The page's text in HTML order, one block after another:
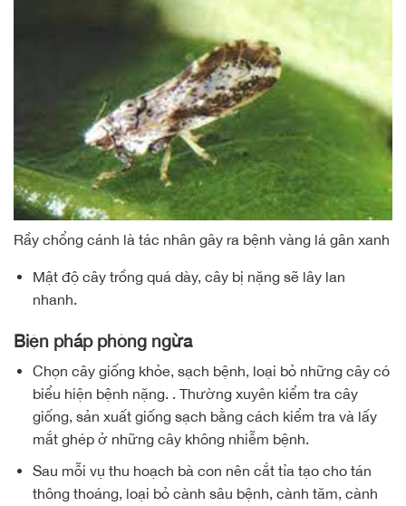
Rầy chổng cánh là tác nhân gây ra bệnh vàng lá gân xanh
Mật độ cây trồng quá dày, cây bị nặng sẽ lây lan
nhanh.
Biện pháp phòng ngừa
Chọn cây giống khỏe, sạch bệnh, loại bỏ những cây có
biểu hiện bệnh nặng. . Thường xuyên kiểm tra cây
giống, sản xuất giống sạch bằng cách kiểm tra và lấy
mắt ghép ở những cây không nhiễm bệnh.
Sau mỗi vụ thu hoạch bà con nên cắt tỉa tạo cho tán
thông thoáng, loại bỏ cành sâu bệnh, cành tăm, cành